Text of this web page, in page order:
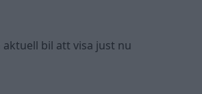
aktuell bil att visa just nu